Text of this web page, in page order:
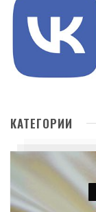
КАТЕГОРИИ